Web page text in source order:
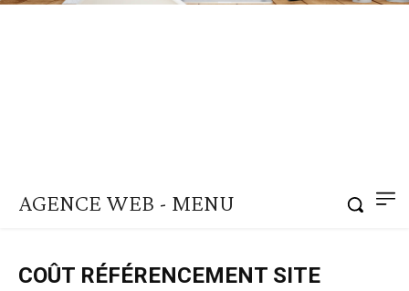
AGENCE WEB - MENU
COÛT RÉFÉRENCEMENT SITE